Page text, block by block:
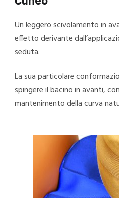
Un leggero scivolamento in
effetto derivante
seduta.
La sua particolare
spingere il bacino in avanti,
mantenimento della curva